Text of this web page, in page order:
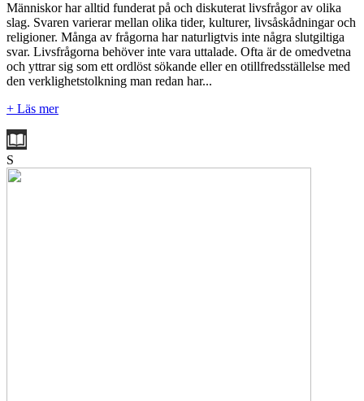
Människor har alltid funderat på och diskuterat livsfrågor av olika
slag. Svaren varierar mellan olika tider, kulturer, livsåskådningar och
religioner. Många av frågorna har naturligtvis inte några slutgiltiga
svar. Livsfrågorna behöver inte vara uttalade. Ofta är de omedvetna
och yttrar sig som ett ordlöst sökande eller en otillfredsställelse med
den verklighetstolkning man redan har...
+ Läs mer
S